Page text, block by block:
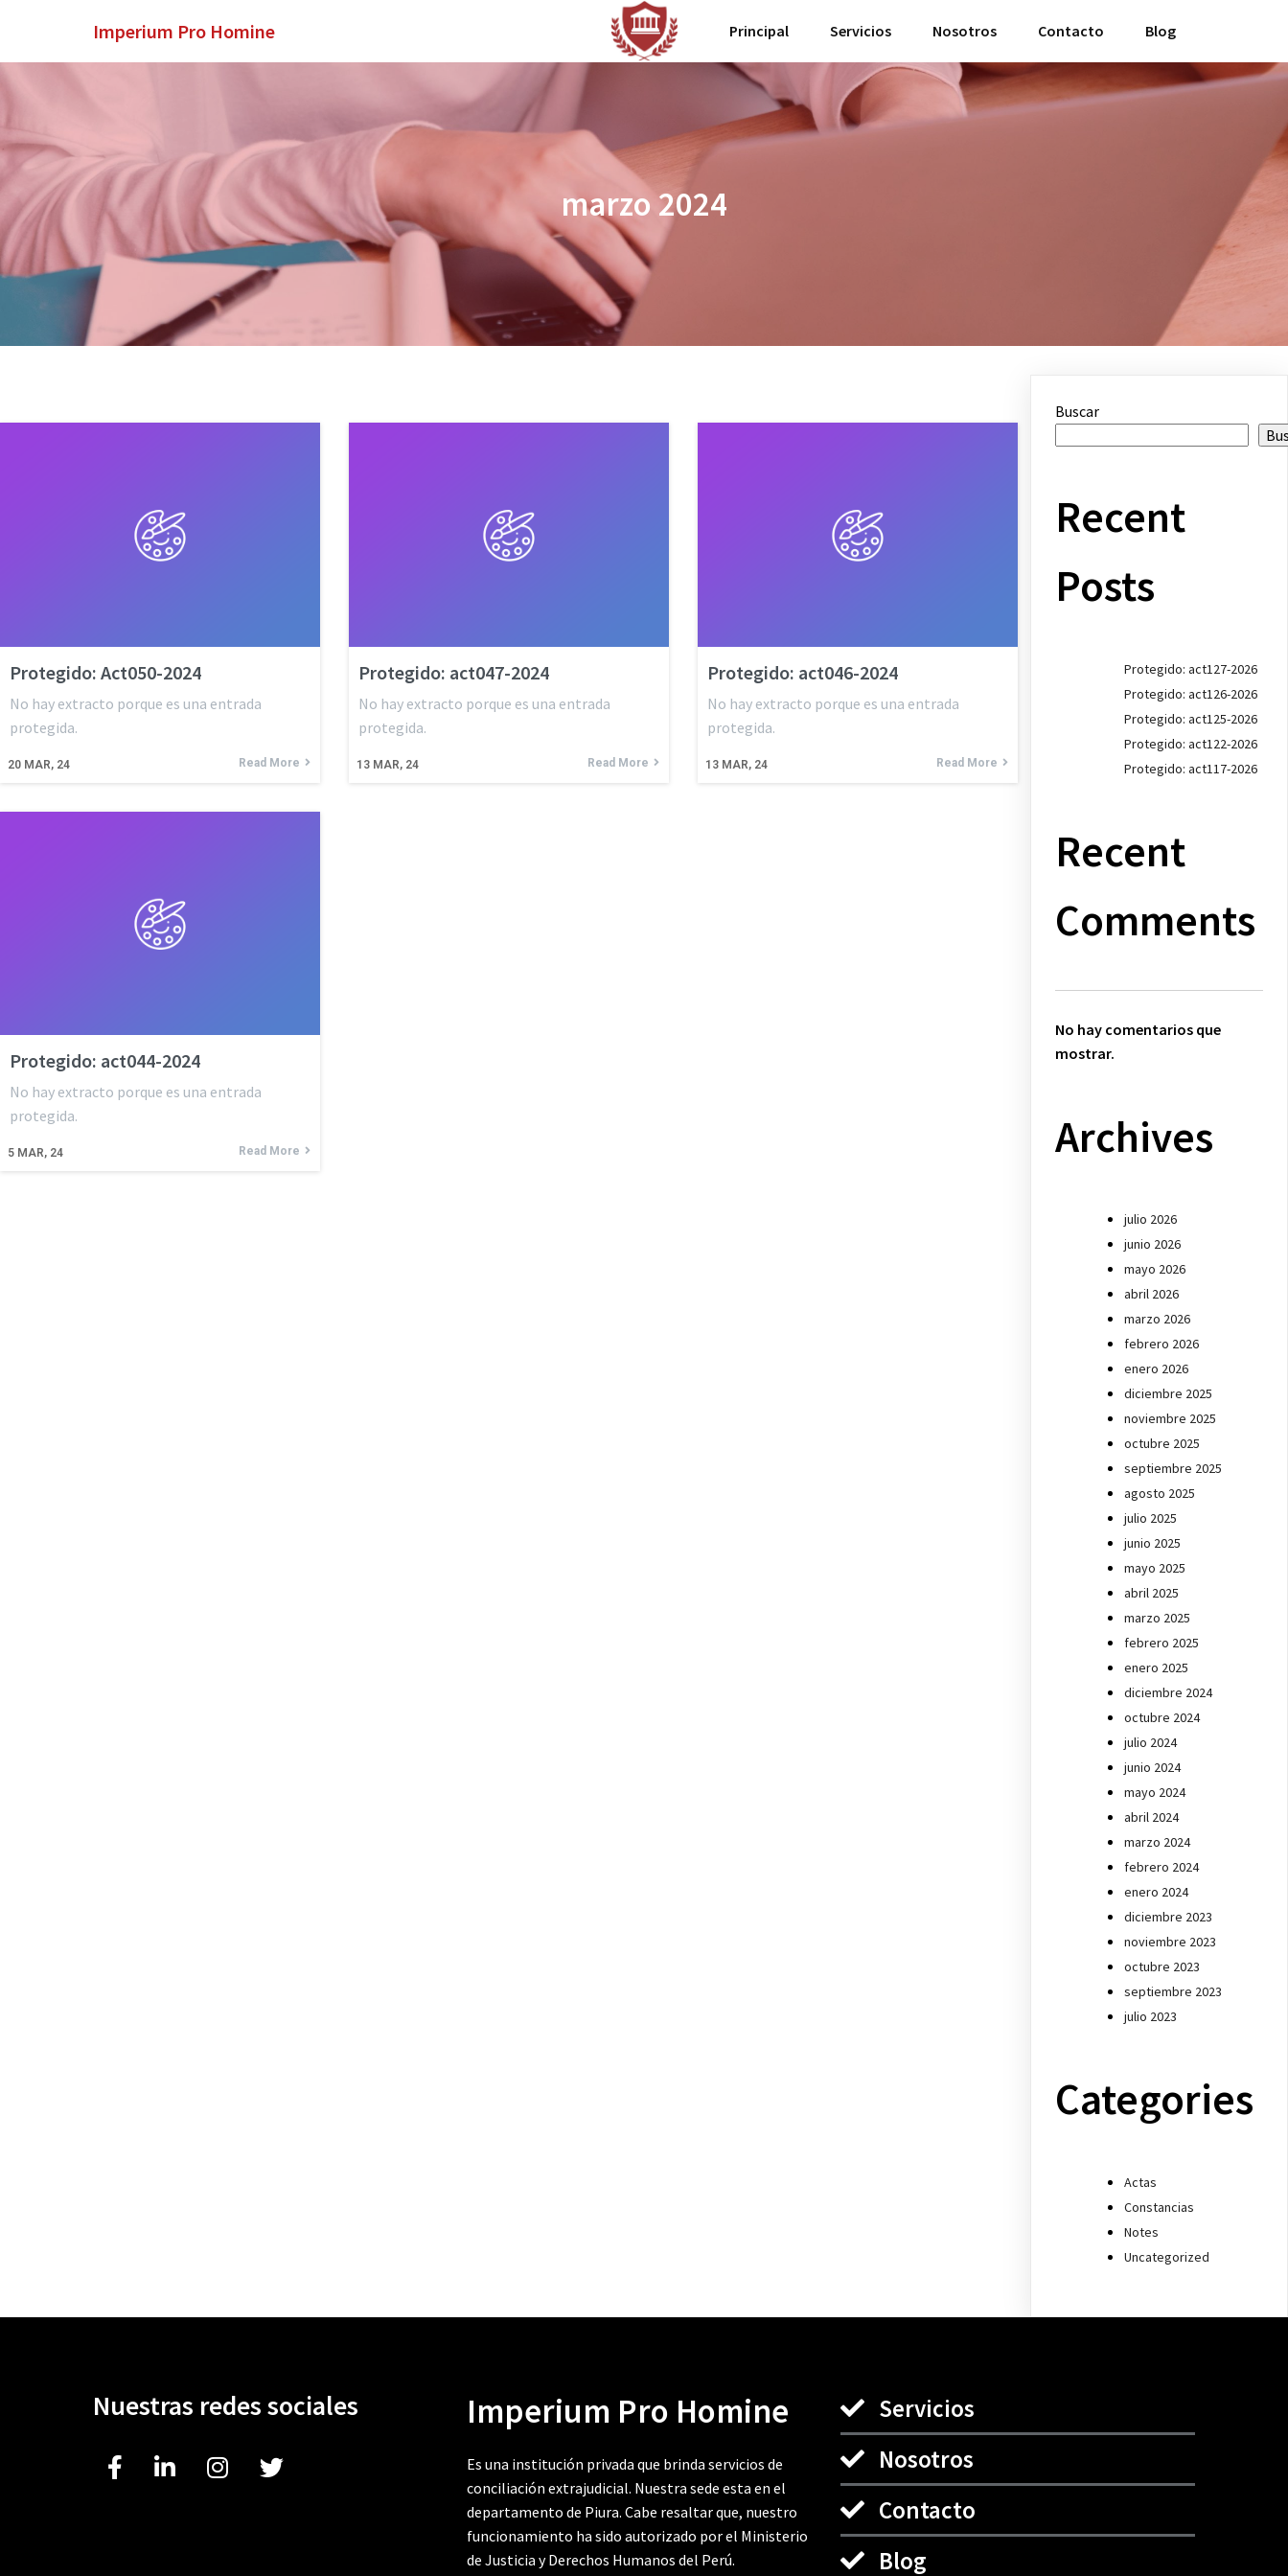
Imperium Pro Homine Principal Servicios Nosotros Contacto Blog
marzo 2024
Protegido: Act050-2024
20 MAR, 24
No hay extracto porque es una entrada
protegida.
Read More
Protegido: act047-2024
13 MAR, 24
No hay extracto porque es una entrada
protegida.
Read More
Protegido: act046-2024
13 MAR, 24
No hay extracto porque es una entrada
protegida.
Read More
Protegido: act044-2024
5 MAR, 24
No hay extracto porque es una entrada
protegida.
Read More
Buscar
Recent
Posts
Protegido: act127-2026
Protegido: act126-2026
Protegido: act125-2026
Protegido: act122-2026
Protegido: act117-2026
Recent
Comments
No hay comentarios que
mostrar.
Archives
julio 2026
junio 2026
mayo 2026
abril 2026
marzo 2026
febrero 2026
enero 2026
diciembre 2025
noviembre 2025
octubre 2025
septiembre 2025
agosto 2025
julio 2025
junio 2025
mayo 2025
abril 2025
marzo 2025
febrero 2025
enero 2025
diciembre 2024
octubre 2024
julio 2024
junio 2024
mayo 2024
abril 2024
marzo 2024
febrero 2024
enero 2024
diciembre 2023
noviembre 2023
octubre 2023
septiembre 2023
julio 2023
Categories
Actas
Constancias
Notes
Uncategorized
Nuestras redes sociales Imperium Pro Homine
Es una institución privada que brinda servicios de
conciliación extrajudicial. Nuestra sede esta en el
departamento de Piura. Cabe resaltar que, nuestro
funcionamiento ha sido autorizado por el Ministerio
de Justicia y Derechos Humanos del Perú.
Servicios
Nosotros
Contacto
Blog